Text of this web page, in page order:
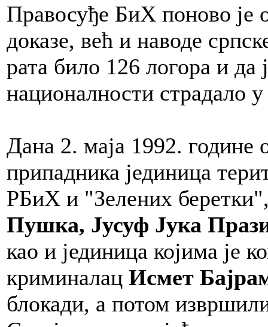
Правосуђе БиХ поново је
доказе, већ и наводе
рата било 126 логора и да
националности страдало
Дана 2. маја 1992. године
припадника јединица
РБиХ и "Зелених
Пушка, Јусуф Јука
као и јединица којима је
криминалац Исмет
блокади, а потом